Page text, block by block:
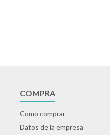
COMPRA
Como comprar
Datos de la empresa